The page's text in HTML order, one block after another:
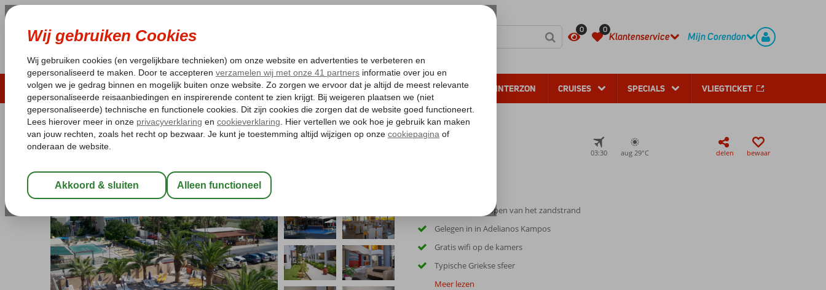
0 0
Klantenservice Mijn Corendon
LAST MINUTE ZOMER 2026 ZONVAKANTIE VERRE REIZEN ALL INCLUSIVE WINTERZON CRUISES SPECIALS VLIEGTICKET
Pakketgarantie Laagsteprijsgarantie* Gratis annuleren*
Home
Griekenland Kreta
Palladion Hotel
Halfpension Hotel
03:30 aug 29°C delen bewaar
Ca. 5 minuten lopen van het zandstrand
Gelegen in in Adelianos Kampos
Gratis wifi op de kamers
Typische Griekse sfeer
Meer lezen